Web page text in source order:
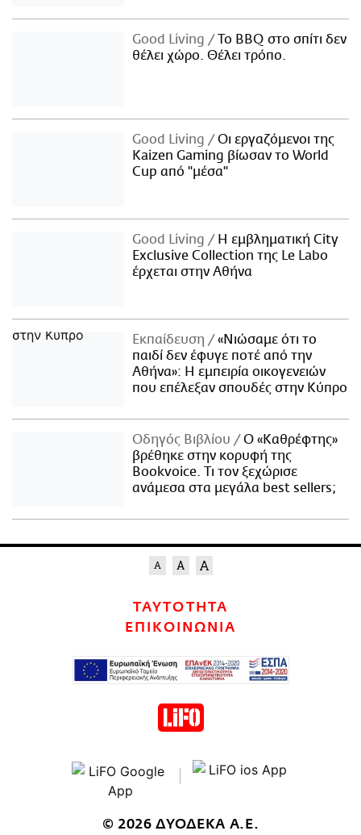
Good Living
Το BBQ στο σπίτι δεν
θέλει χώρο. Θέλει τρόπο.
Good Living
Οι εργαζόμενοι της
Kaizen Gaming βίωσαν το World
Cup από "μέσα"
Good Living
Η εμβληματική City
Exclusive Collection της Le Labo
έρχεται στην Αθήνα
Εκπαίδευση
«Νιώσαμε ότι το
παιδί δεν έφυγε ποτέ από την
Αθήνα»: Η εμπειρία οικογενειών
που επέλεξαν σπουδές στην Κύπρο
Οδηγός Βιβλίου
Ο «Καθρέφτης»
βρέθηκε στην κορυφή της
Bookvoice. Τι τον ξεχώρισε
ανάμεσα στα μεγάλα best sellers;
ΤΑΥΤΟΤΗΤΑ
ΕΠΙΚΟΙΝΩΝΙΑ
© 2026 ΔΥΟΔΕΚΑ Α.Ε.